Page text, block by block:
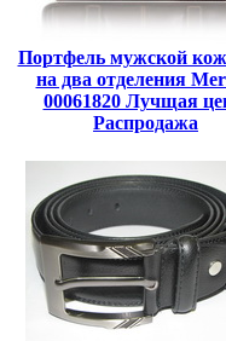
Портфель мужской
на два отделения
00061820 Лучщая
Распродажа